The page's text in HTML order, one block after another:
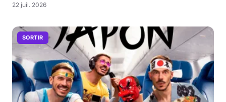
22 juil. 2026
SORTIR